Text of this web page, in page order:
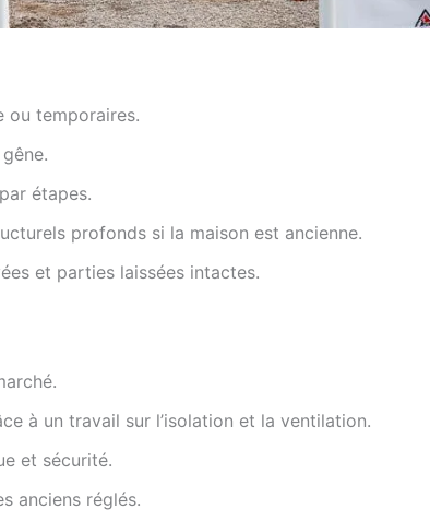
ou temporaires.
étapes.
profonds si la maison est ancienne.
et parties laissées intactes.
à un travail sur l’isolation et la ventilation.
et sécurité.
anciens réglés.